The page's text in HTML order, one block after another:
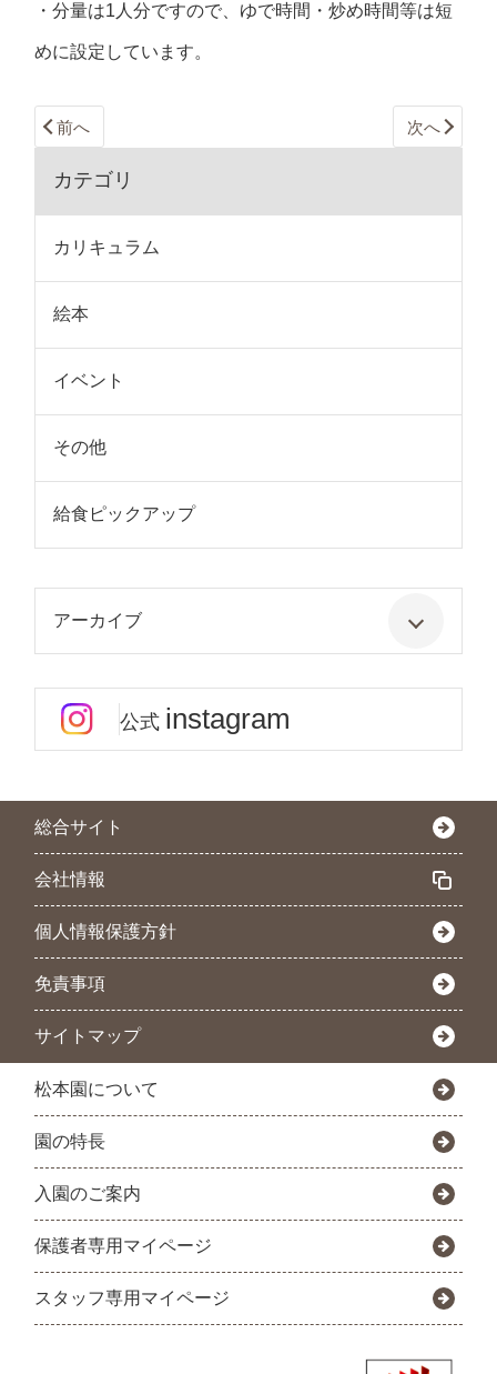
・分量は1人分ですので、ゆで時間・炒め時間等は短
めに設定しています。
前へ 次へ
カテゴリ
カリキュラム
絵本
イベント
その他
給食ピックアップ
アーカイブ
公式 instagram
総合サイト
会社情報
個人情報保護方針
免責事項
サイトマップ
松本園について
園の特長
入園のご案内
保護者専用マイページ
スタッフ専用マイページ